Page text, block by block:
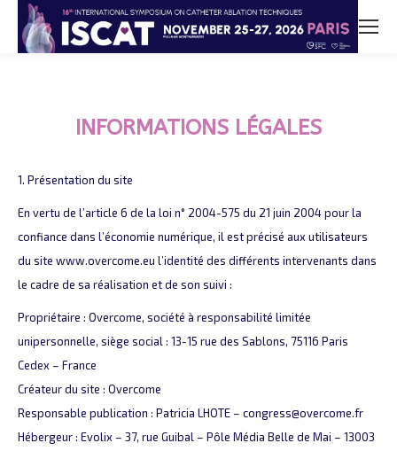
INFORMATIONS LÉGALES
1. Présentation du site
En vertu de l’article 6 de la loi n° 2004-575 du 21 juin 2004 pour la
confiance dans l’économie numérique, il est précisé aux utilisateurs
du site www.overcome.eu l’identité des différents intervenants dans
le cadre de sa réalisation et de son suivi :
Propriétaire : Overcome, société à responsabilité limitée
unipersonnelle, siège social : 13-15 rue des Sablons, 75116 Paris
Cedex – France
Créateur du site : Overcome
Responsable publication : Patricia LHOTE – congress@overcome.fr
Hébergeur : Evolix – 37, rue Guibal – Pôle Média Belle de Mai – 13003